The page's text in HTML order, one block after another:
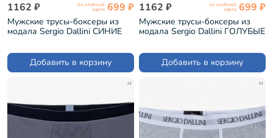
1162 ₽ по клубной
карте 699 ₽
Мужские трусы-боксеры из
модала Sergio Dallini СИНИЕ
Добавить в корзину
1162 ₽ по клубной
карте 699 ₽
Мужские трусы-боксеры из
модала Sergio Dallini ГОЛУБЫЕ
Добавить в корзину
M M